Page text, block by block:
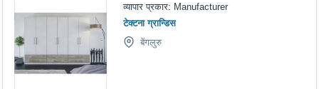
व्यापार प्रकार: Manufacturer
टेक्टना ग्रान्डिस
बेंगलुरु